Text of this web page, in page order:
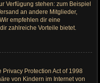
Verfügung stehen: zum Beispiel
an andere Mitglieder,
empfehlen dir eine
zahlreiche Vorteile bietet.
Protection Act of 1998
von Kindern im Internet von